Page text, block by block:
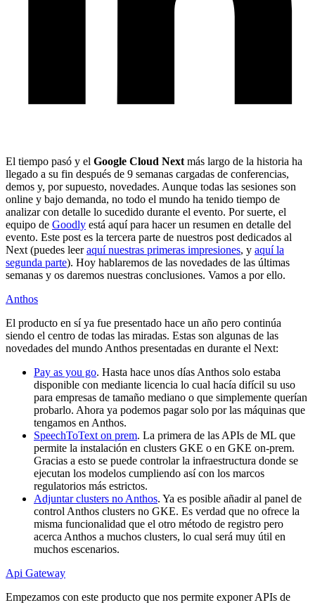
El tiempo pasó y el Google Cloud Next más largo de la historia ha
llegado a su fin después de 9 semanas cargadas de conferencias,
demos y, por supuesto, novedades. Aunque todas las sesiones son
online y bajo demanda, no todo el mundo ha tenido tiempo de
analizar con detalle lo sucedido durante el evento. Por suerte, el
equipo de Goodly está aquí para hacer un resumen en detalle del
evento. Este post es la tercera parte de nuestros post dedicados al
Next (puedes leeraquí nuestras primeras impresiones, y aquí la
segunda parte). Hoy hablaremos de las novedades de las últimas
semanas y os daremos nuestras conclusiones. Vamos a por ello.
Anthos
El producto en sí ya fue presentado hace un año pero continúa
siendo el centro de todas las miradas. Estas son algunas de las
novedades del mundo Anthos presentadas en durante el Next:
Pay as you go. Hasta hace unos días Anthos solo estaba
disponible con mediante licencia lo cual hacía difícil su uso
para empresas de tamaño mediano o que simplemente querían
probarlo. Ahora ya podemos pagar solo por las máquinas que
tengamos en Anthos.
SpeechToText on prem. La primera de las APIs de ML que
permite la instalación en clusters GKE o en GKE on-prem.
Gracias a esto se puede controlar la infraestructura donde se
ejecutan los modelos cumpliendo así con los marcos
regulatorios más estrictos.
Adjuntar clusters no Anthos. Ya es posible añadir al panel de
control Anthos clusters no GKE. Es verdad que no ofrece la
misma funcionalidad que el otro método de registro pero
acerca Anthos a muchos clusters, lo cual será muy útil en
muchos escenarios.
Api Gateway
Empezamos con este producto que nos permite exponer APIs de